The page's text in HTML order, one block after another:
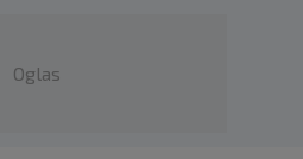
Oglas